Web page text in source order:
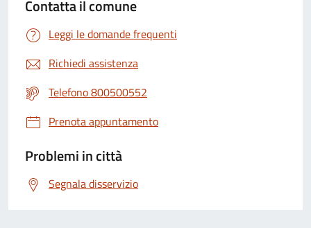
Contatta il comune
Leggi le domande frequenti
Richiedi assistenza
Telefono 800500552
Prenota appuntamento
Problemi in città
Segnala disservizio